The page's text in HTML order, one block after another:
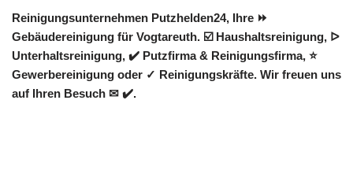
Reinigungsunternehmen Putzhelden24, Ihre ⏩
Gebäudereinigung für Vogtareuth. ☑️ Haushaltsreinigung, ᐅ
Unterhaltsreinigung, ✔️ Putzfirma & Reinigungsfirma, ⭐
Gewerbereinigung oder ✓ Reinigungskräfte. Wir freuen uns
auf Ihren Besuch ✉ ✔️.